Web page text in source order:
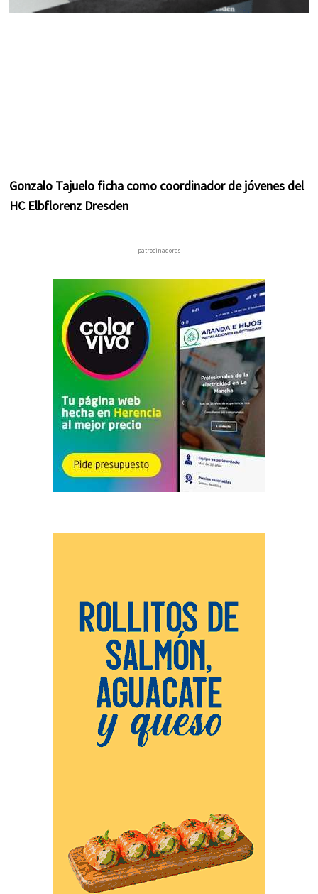
Gonzalo Tajuelo ficha como coordinador de jóvenes del
HC Elbflorenz Dresden
– patrocinadores –